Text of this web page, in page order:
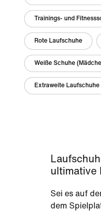
Trainings- und
Rote Laufschuhe
Weiße Schuhe
Extraweite Laufschuhe
ultimative
Sei es auf
dem